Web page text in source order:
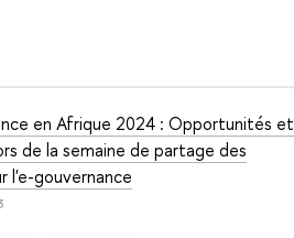
en Afrique 2024 : Opportunités et
de la semaine de partage des
l'e-gouvernance